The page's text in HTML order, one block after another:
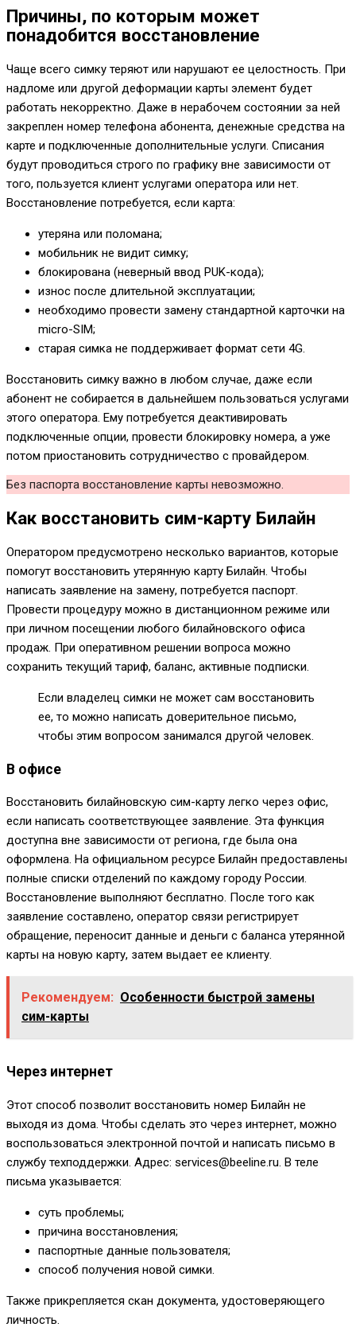
Причины, по которым может
понадобится восстановление
Чаще всего симку теряют или нарушают ее целостность. При
надломе или другой деформации карты элемент будет
работать некорректно. Даже в нерабочем состоянии за ней
закреплен номер телефона абонента, денежные средства на
карте и подключенные дополнительные услуги. Списания
будут проводиться строго по графику вне зависимости от
того, пользуется клиент услугами оператора или нет.
Восстановление потребуется, если карта:
утеряна или поломана;
мобильник не видит симку;
блокирована (неверный ввод PUK-кода);
износ после длительной эксплуатации;
необходимо провести замену стандартной карточки на
micro-SIM;
старая симка не поддерживает формат сети 4G.
Восстановить симку важно в любом случае, даже если
абонент не собирается в дальнейшем пользоваться услугами
этого оператора. Ему потребуется деактивировать
подключенные опции, провести блокировку номера, а уже
потом приостановить сотрудничество с провайдером.
Без паспорта восстановление карты невозможно.
Как восстановить сим-карту Билайн
Оператором предусмотрено несколько вариантов, которые
помогут восстановить утерянную карту Билайн. Чтобы
написать заявление на замену, потребуется паспорт.
Провести процедуру можно в дистанционном режиме или
при личном посещении любого билайновского офиса
продаж. При оперативном решении вопроса можно
сохранить текущий тариф, баланс, активные подписки.
Если владелец симки не может сам восстановить
ее, то можно написать доверительное письмо,
чтобы этим вопросом занимался другой человек.
В офисе
Восстановить билайновскую сим-карту легко через офис,
если написать соответствующее заявление. Эта функция
доступна вне зависимости от региона, где была она
оформлена. На официальном ресурсе Билайн предоставлены
полные списки отделений по каждому городу России.
Восстановление выполняют бесплатно. После того как
заявление составлено, оператор связи регистрирует
обращение, переносит данные и деньги с баланса утерянной
карты на новую карту, затем выдает ее клиенту.
Рекомендуем: Особенности быстрой замены
сим-карты
Через интернет
Этот способ позволит восстановить номер Билайн не
выходя из дома. Чтобы сделать это через интернет, можно
воспользоваться электронной почтой и написать письмо в
службу техподдержки. Адрес: services@beeline.ru. В теле
письма указывается:
суть проблемы;
причина восстановления;
паспортные данные пользователя;
способ получения новой симки.
Также прикрепляется скан документа, удостоверяющего
личность.